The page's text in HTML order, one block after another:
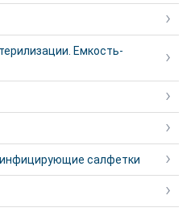
Емкость-
салфетки